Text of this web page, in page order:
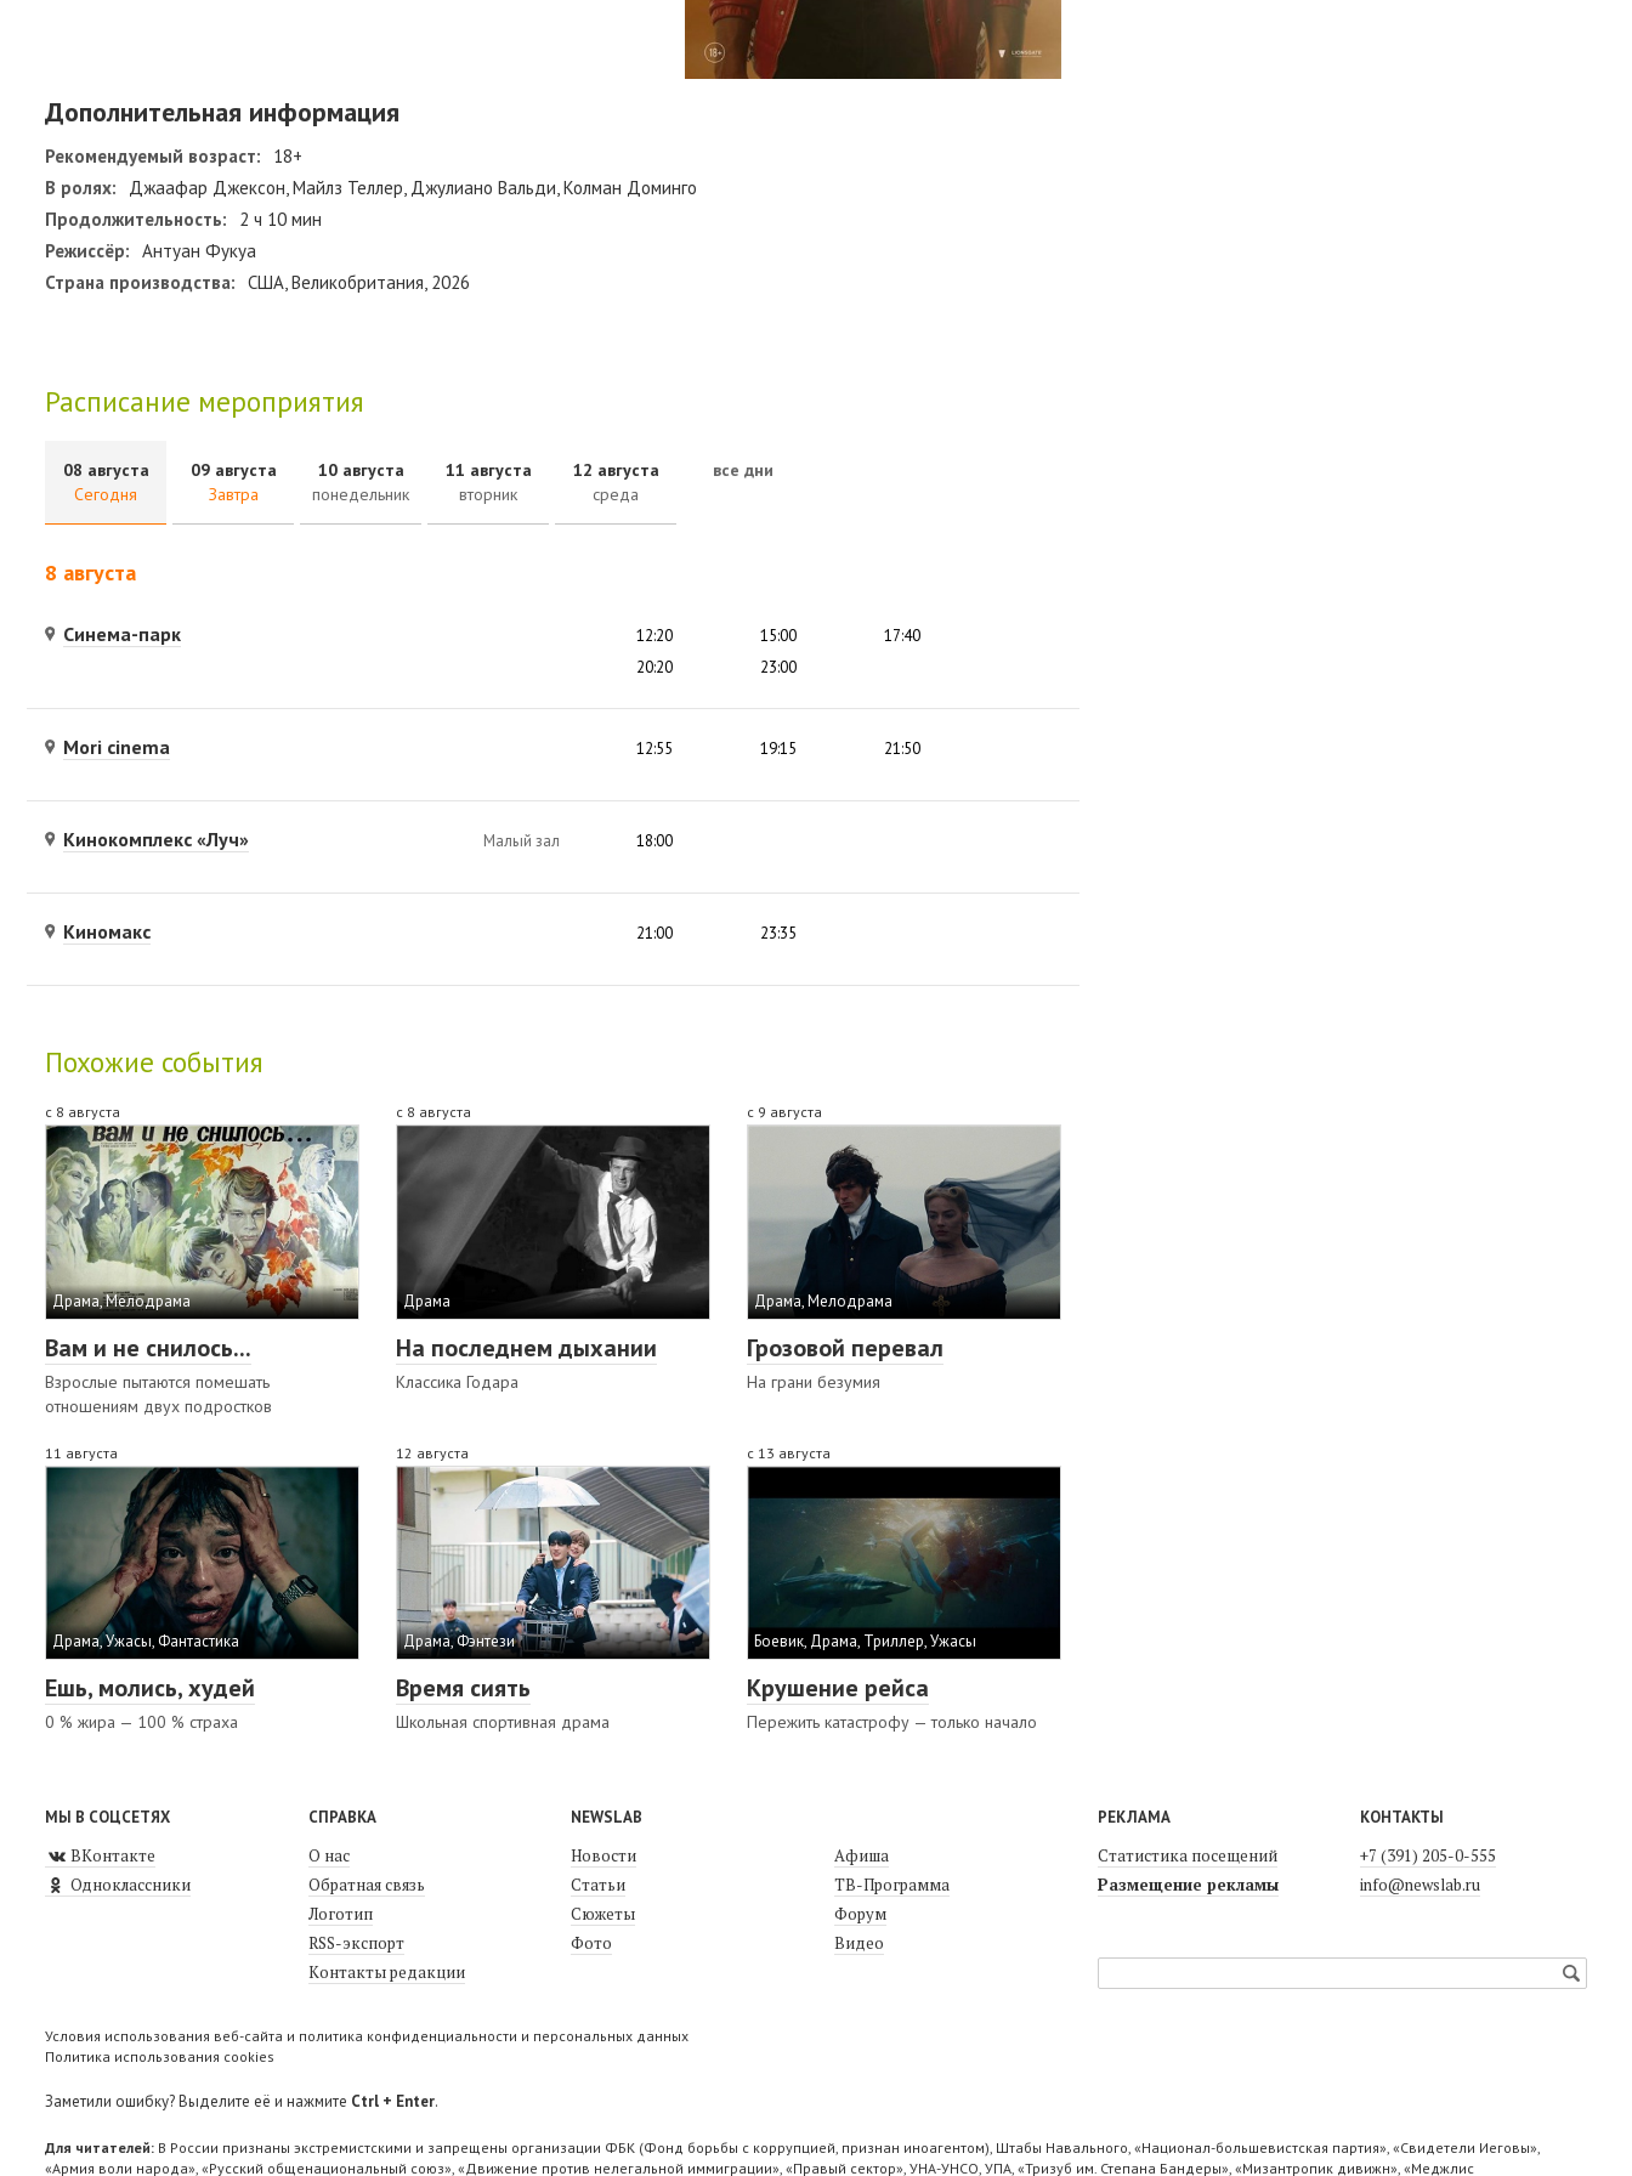
Дополнительная информация
Рекомендуемый возраст:
18+
В ролях:
Джаафар Джексон, Майлз Теллер, Джулиано Вальди, Колман Доминго
Продолжительность:
2 ч 10 мин
Режиссёр: Антуан Фукуа
Страна производства: США, Великобритания, 2026
Расписание мероприятия
08 августа
Сегодня
09 августа
Завтра
10 августа
понедельник
11 августа
вторник
12 августа
среда
все дни
8 августа
Синема-парк 12:20 15:00
17:40
20:20
23:00
Mori cinema 12:55 19:15 21:50
Кинокомплекс «Луч» Малый зал 18:00
Киномакс 21:00 23:35
Похожие события
с 8 августа
Драма, Мелодрама
Вам и не снилось...
Взрослые пытаются помешать
отношениям двух подростков
с 8 августа
Драма
На последнем дыхании
Классика Годара
с 9 августа
Драма, Мелодрама
Грозовой перевал
На грани безумия
11 августа
Драма, Ужасы, Фантастика
Ешь, молись, худей
0 % жира — 100 % страха
12 августа
Драма, Фэнтези
Время сиять
Школьная спортивная драма
с 13 августа
Боевик, Драма, Триллер, Ужасы
Крушение рейса
Пережить катастрофу — только начало
МЫ В СОЦСЕТЯХ
ВКонтакте
Одноклассники
СПРАВКА
О нас
Обратная связь
Логотип
RSS-экспорт
Контакты редакции
NEWSLAB
Новости
Статьи
Сюжеты
Фото
Афиша
ТВ-Программа
Форум
Видео
РЕКЛАМА
Статистика посещений
Размещение рекламы
КОНТАКТЫ
+7 (391) 205-0-555
info@newslab.ru
Условия использования веб-сайта и политика конфиденциальности и персональных данных
Политика использования cookies
Заметили ошибку? Выделите её и нажмите Ctrl + Enter.
Для читателей: В России признаны экстремистскими и запрещены организации ФБК (Фонд борьбы с коррупцией, признан иноагентом), Штабы Навального, «Национал-большевистская партия», «Свидетели Иеговы»,
«Армия воли народа», «Русский общенациональный союз», «Движение против нелегальной иммиграции», «Правый сектор», УНА-УНСО, УПА, «Тризуб им. Степана Бандеры», «Мизантропик дивижн», «Меджлис